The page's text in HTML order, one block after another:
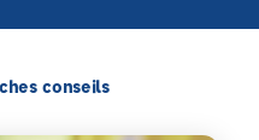
conseils